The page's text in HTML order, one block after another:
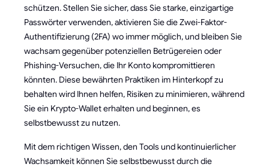
schützen. Stellen Sie sicher, dass Sie starke, einzigartige
Passwörter verwenden, aktivieren Sie die Zwei-Faktor-
Authentifizierung (2FA) wo immer möglich, und bleiben Sie
wachsam gegenüber potenziellen Betrügereien oder
Phishing-Versuchen, die Ihr Konto kompromittieren
könnten. Diese bewährten Praktiken im Hinterkopf zu
behalten wird Ihnen helfen, Risiken zu minimieren, während
Sie ein Krypto-Wallet erhalten und beginnen, es
selbstbewusst zu nutzen.
Mit dem richtigen Wissen, den Tools und kontinuierlicher
Wachsamkeit können Sie selbstbewusst durch die